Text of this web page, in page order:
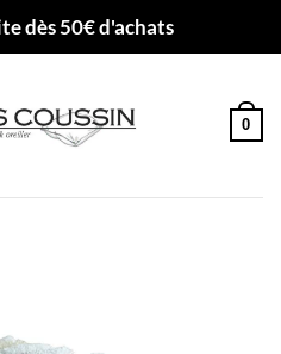
dès 50€ d'achats
0